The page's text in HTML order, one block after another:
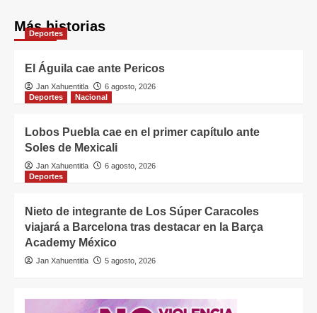
Más historias
Deportes
El Águila cae ante Pericos
Jan Xahuentitla
6 agosto, 2026
Deportes
Nacional
Lobos Puebla cae en el primer capítulo ante
Soles de Mexicali
Jan Xahuentitla
6 agosto, 2026
Deportes
Nieto de integrante de Los Súper Caracoles
viajará a Barcelona tras destacar en la Barça
Academy México
Jan Xahuentitla 5 agosto, 2026